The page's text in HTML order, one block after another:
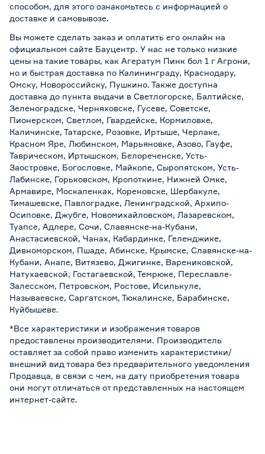
способом, для этого ознакомьтесь с информацией о
доставке и самовывозе.
Вы можете сделать заказ и оплатить его онлайн на
официальном сайте Бауцентр. У нас не только низкие
цены на такие товары, как Агератум Пинк бол 1 г Агрони,
но и быстрая доставка по Калининграду, Краснодару,
Омску, Новороссийску, Пушкино. Также доступна
доставка до пункта выдачи в Светлогорске, Балтийске,
Зеленоградске, Черняховске, Гусеве, Советске,
Пионерском, Светлом, Гвардейске, Кормиловке,
Каличинске, Татарске, Розовке, Иртыше, Черлаке,
Красном Яре, Любинском, Марьяновке, Азово, Гауфе,
Таврическом, Иртышском, Белореченске, Усть-
Заостровке, Богословке, Майкопе, Сыропятском, Усть-
Лабинске, Горьковском, Кропоткине, Нижней Омке,
Армавире, Москаленках, Кореновске, Шербакуле,
Тимашевске, Павлоградке, Ленинградской, Архипо-
Осиповке, Джубге, Новомихайловском, Лазаревском,
Туапсе, Адлере, Сочи, Славянске-на-Кубани,
Анастасиевской, Чанах, Кабардинке, Геленджике,
Дивноморском, Пшаде, Абинске, Крымске, Славянске-на-
Кубани, Анапе, Витязево, Джигинке, Варениковской,
Натухаевской, Гостагаевской, Темрюке, Переславле-
Залесском, Петровском, Ростове, Исилькуле,
Называевске, Саргатском, Тюкалинске, Барабинске,
Куйбышеве.
*Все характеристики и изображения товаров
предоставлены производителями. Производитель
оставляет за собой право изменить характеристики/
внешний вид товара без предварительного уведомления
Продавца, в связи с чем, на дату приобретения товара
они могут отличаться от представленных на настоящем
интернет-сайте.